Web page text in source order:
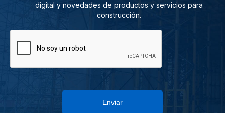
digital y novedades de productos y servicios para
construcción.
Enviar